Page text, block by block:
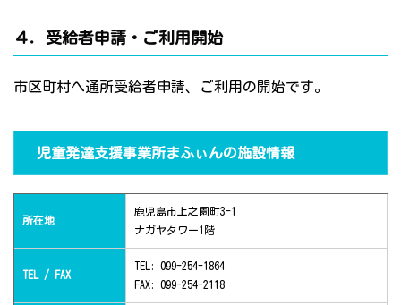
４．受給者申請・ご利用開始
市区町村へ通所受給者申請、ご利用の開始です。
児童発達支援事業所まふぃんの施設情報
所在地
鹿児島市上之園町3-1
ナガヤタワー1階
TEL / FAX
TEL: 099-254-1864
FAX: 099-254-2118